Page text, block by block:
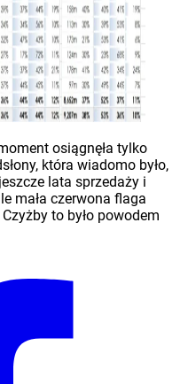
osiągnęła tylko
która wiadomo było,
lata sprzedaży i
mała czerwona flaga
to było powodem